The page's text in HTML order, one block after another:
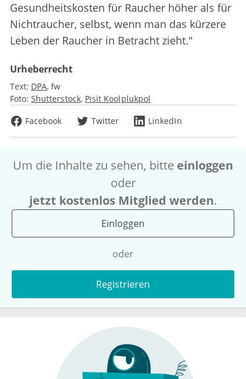
Gesundheitskosten für Raucher höher als für
Nichtraucher, selbst, wenn man das kürzere
Leben der Raucher in Betracht zieht."
Urheberrecht
Text: DPA fw
Foto: Shutterstock Pisit Koolplukpol
Facebook
Twitter LinkedIn
Um die Inhalte zu sehen, bitte einloggen
oder
jetzt kostenlos Mitglied werden.
Einloggen
oder
Registrieren